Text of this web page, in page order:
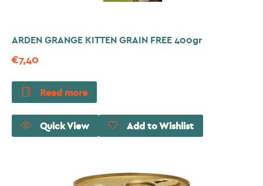
ARDEN GRANGE KITTEN GRAIN FREE 400gr
€7,40
Read more
Quick View Add to Wishlist